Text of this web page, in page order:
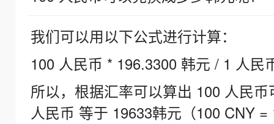
我们可以用以下公式进行计算：
100 人民币 * 196.3300 韩元 / 1 人民
所以，根据汇率可以算出 100 人民
人民币 等于 19633韩元（100 CNY =